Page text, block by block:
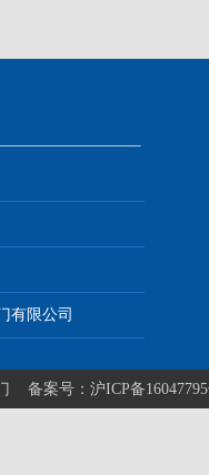
有限公司
备案号：沪ICP备